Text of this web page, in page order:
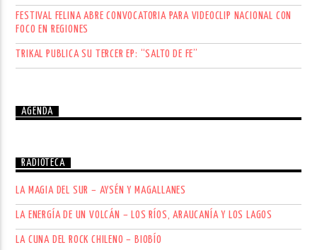
FESTIVAL FELINA ABRE CONVOCATORIA PARA VIDEOCLIP NACIONAL CON
FOCO EN REGIONES
TRIKAL PUBLICA SU TERCER EP: “SALTO DE FE”
AGENDA
RADIOTECA
LA MAGIA DEL SUR – AYSÉN Y MAGALLANES
LA ENERGÍA DE UN VOLCÁN – LOS RÍOS, ARAUCANÍA Y LOS LAGOS
LA CUNA DEL ROCK CHILENO – BIOBÍO